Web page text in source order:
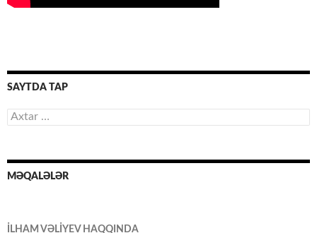
SAYTDA TAP
Axtarış:
MƏQALƏLƏR
İLHAM VƏLİYEV HAQQINDA